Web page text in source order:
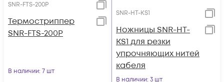
SNR-FTS-200P
Термостриппер
SNR-FTS-200P
В наличии: 7 шт
SNR-HT-KS1
Ножницы SNR-HT-
KS1 для резки
упрочняющих нитей
кабеля
В наличии: 3 шт